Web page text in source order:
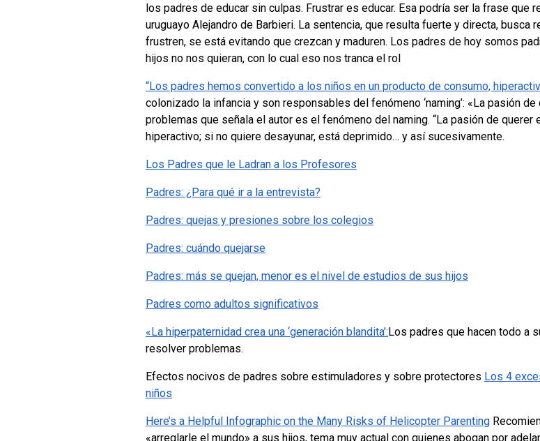
los padres de educar sin culpas. Frustrar es educar. Esa podría ser la frase que
uruguayo Alejandro de Barbieri. La sentencia, que resulta fuerte y directa,
frustren, se está evitando que crezcan y maduren. Los padres de hoy somos
hijos no nos quieran, con lo cual eso nos tranca el rol
“Los padres hemos convertido a los niños en un producto de consumo,
colonizado la infancia y son responsables del fenómeno ‘naming’: «La pasión
problemas que señala el autor es el fenómeno del naming. “La pasión de
hiperactivo; si no quiere desayunar, está deprimido… y así sucesivamente.
Los Padres que le Ladran a los Profesores
Padres: ¿Para qué ir a la entrevista?
Padres: quejas y presiones sobre los colegios
Padres: cuándo quejarse
Padres: más se quejan, menor es el nivel de estudios de sus hijos
Padres como adultos significativos
«La hiperpaternidad crea una ‘generación blandita’:Los padres que hacen todo a
resolver problemas.
Efectos nocivos de padres sobre estimuladores y sobre protectores Los 4
niños
Here’s a Helpful Infographic on the Many Risks of Helicopter Parenting
«arreglarle el mundo» a sus hijos, tema muy actual con quienes abogan por